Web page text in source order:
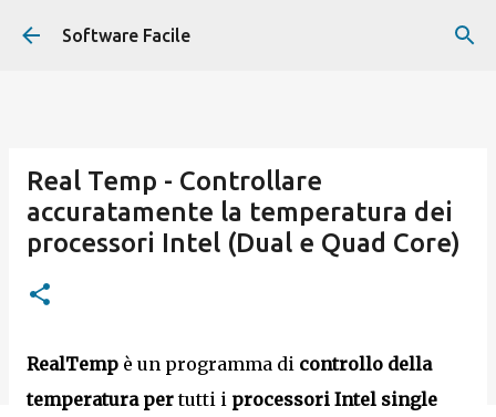
Passa ai contenuti principali
Software Facile
Real Temp - Controllare
accuratamente la temperatura dei
processori Intel (Dual e Quad Core)
RealTemp è un programma di controllo della
temperatura pertutti i processori Intel single